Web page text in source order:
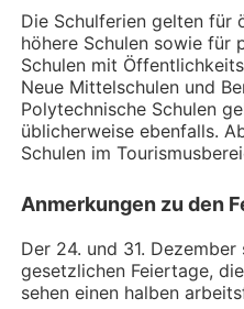
Die Schulferien gelten für
höhere Schulen sowie für
Schulen mit
Neue Mittelschulen und
Polytechnische Schulen
üblicherweise ebenfalls.
Schulen im
Anmerkungen zu den
Der 24. und 31.
gesetzlichen Feiertage,
sehen einen halben